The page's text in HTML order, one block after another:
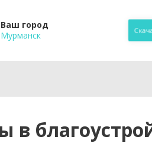
Ваш город
Мурманск
в